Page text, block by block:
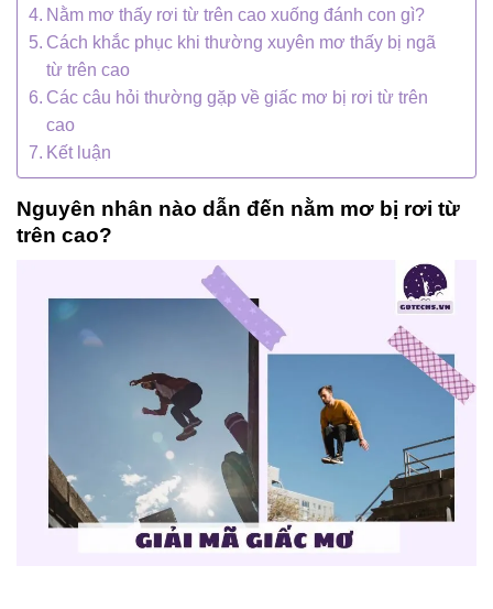
Nằm mơ thấy rơi từ trên cao xuống đánh con gì?
Cách khắc phục khi thường xuyên mơ thấy bị ngã
từ trên cao
Các câu hỏi thường gặp về giấc mơ bị rơi từ trên
cao
Kết luận
Nguyên nhân nào dẫn đến nằm mơ bị rơi từ
trên cao?